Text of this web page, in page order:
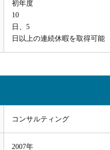
初年度
10
日、5
日以上の連続休暇を取得可能
コンサルティング
2007年